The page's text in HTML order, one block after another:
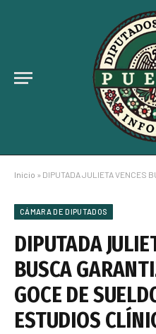
Inicio » DIPUTADA JULIETA VENCES BUSCA GARANTIZAR
CÁMARA DE DIPUTADOS
DIPUTADA
BUSCA
GOCE DE
ESTUDIOS